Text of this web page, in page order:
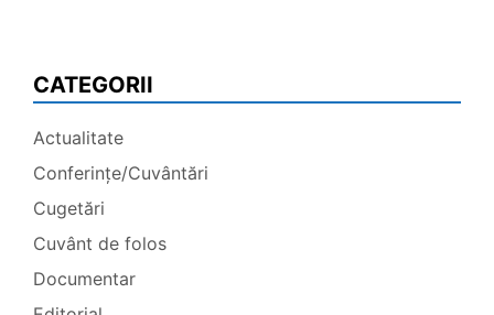
CATEGORII
Actualitate
Conferințe/Cuvântări
Cugetări
Cuvânt de folos
Documentar